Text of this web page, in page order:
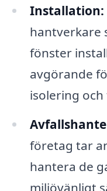
Installation:
hantverkare
fönster
avgörande
isolering
företag tar
hantera de
miljövänligt